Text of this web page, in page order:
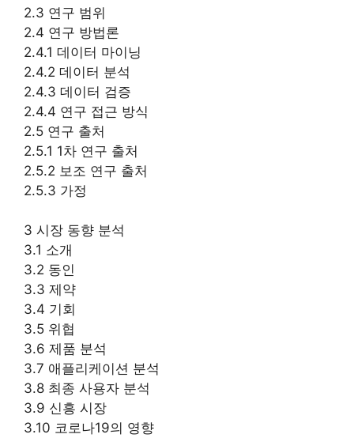
2.3 연구 범위
2.4 연구 방법론
2.4.1 데이터 마이닝
2.4.2 데이터 분석
2.4.3 데이터 검증
2.4.4 연구 접근 방식
2.5 연구 출처
2.5.1 1차 연구 출처
2.5.2 보조 연구 출처
2.5.3 가정
3 시장 동향 분석
3.1 소개
3.2 동인
3.3 제약
3.4 기회
3.5 위협
3.6 제품 분석
3.7 애플리케이션 분석
3.8 최종 사용자 분석
3.9 신흥 시장
3.10 코로나19의 영향